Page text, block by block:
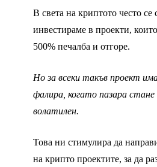
В света на криптото често се
инвестираме в проекти,
500% печалба и отгоре.
Но за всеки такъв проект
фалира, когато пазара стане
волатилен.
Това ни стимулира да
на крипто проектите, за да